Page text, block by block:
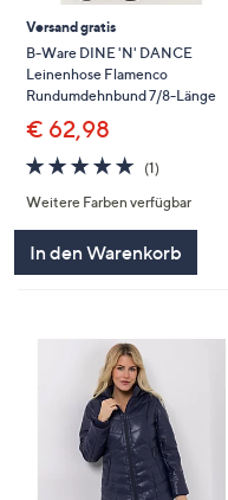
Versand gratis
B-Ware DINE 'N' DANCE
Leinenhose Flamenco
Rundumdehnbund 7/8-Länge
€ 62,98
5.0
von
5
(1)1
Weitere Farben verfügbar
In den Warenkorb